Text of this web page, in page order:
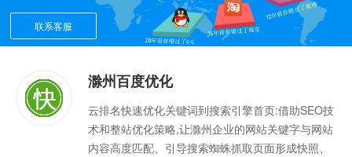
联系客服
滁州百度优化
云排名快速优化关键词到搜索引擎首页:借助SEO技
术和整站优化策略,让滁州企业的网站关键字与网站
内容高度匹配、引导搜索蜘蛛抓取页面形成快照、